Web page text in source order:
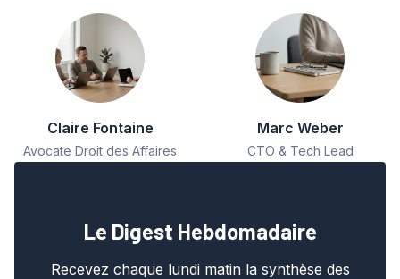
Claire Fontaine
Avocate Droit des Affaires
Marc Weber
CTO & Tech Lead
Le Digest Hebdomadaire
Recevez chaque lundi matin la synthèse des